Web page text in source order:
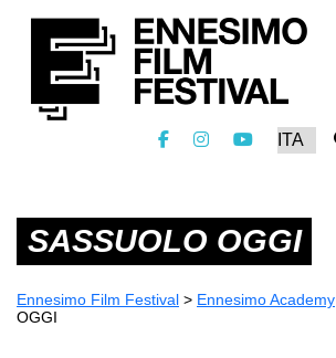
SASSUOLO OGGI
Ennesimo Film Festival > Ennesimo Academy
OGGI